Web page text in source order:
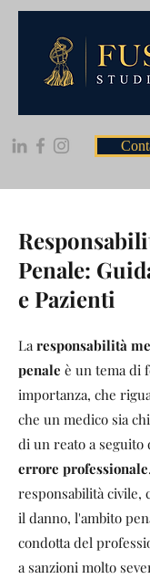
Penale:
e Pazienti
Laresponsabilità
penale è un tema di
importanza, che
che un medico sia
di un reato a
errore professionale
responsabilità civile,
il danno, l'ambito
condotta del
a sanzioni molto